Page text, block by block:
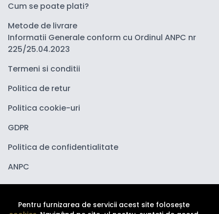
Cum se poate plati?
Metode de livrare
Informatii Generale conform cu Ordinul ANPC nr
225/25.04.2023
Termeni si conditii
Politica de retur
Politica cookie-uri
GDPR
Politica de confidentialitate
ANPC
Pentru furnizarea de servicii acest site folosește